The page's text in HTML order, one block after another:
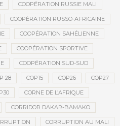
COOPÉRATION RUSSIE MALI
COOPÉRATION RUSSO-AFRICAINE
COOPÉRATION SAHÉLIENNE
COOPÉRATION SPORTIVE
COOPÉRATION SUD-SUD
28 COP15 COP26 COP27
CORNE DE L’AFRIQUE
CORRIDOR DAKAR-BAMAKO
CORRUPTION AU MALI